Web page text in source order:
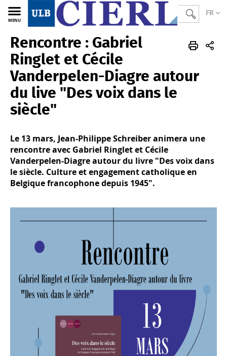
FR
MENU
CIERL FR Actualités Archives 2024
Rencontre : Gabriel
Ringlet et Cécile
Vanderpelen-Diagre autour
du live "Des voix dans le
siècle"
Le 13 mars, Jean-Philippe Schreiber animera une
rencontre avec Gabriel Ringlet et Cécile
Vanderpelen-Diagre autour du livre "Des voix dans
le siècle. Culture et engagement catholique en
Belgique francophone depuis 1945".